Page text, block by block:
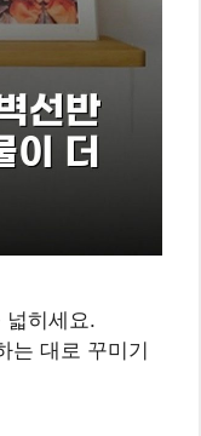
넓히세요.
는 대로 꾸미기